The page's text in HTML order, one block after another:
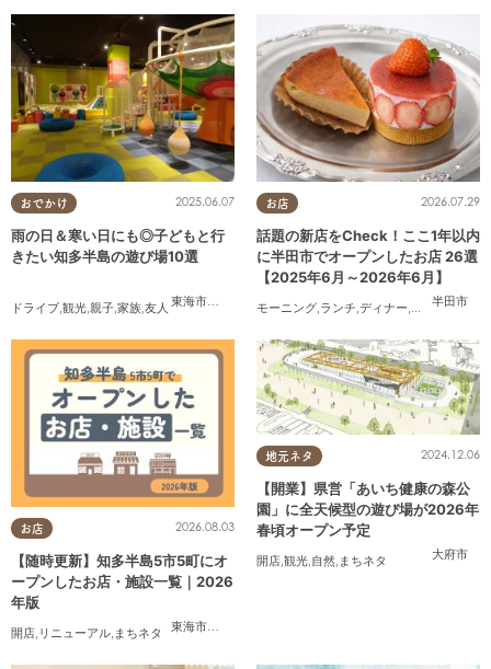
おでかけ
東海市
,大府市 知多市,東浦町, 半田市,常滑市 美浜町
2025.06.07
雨の日＆寒い日にも◎子どもと行
きたい知多半島の遊び場10選
ドライブ,観光,親子,家族,友人
お店
半田市
2026.07.29
話題の新店をCheck！ここ1年以内
に半田市でオープンしたお店 26選
【2025年6月～2026年6月】
モーニング,ランチ,ディナー,アルコール
お店
東海市
,大府市
2026.08.03
【随時更新】知多半島5市5町にオ
ープンしたお店・施設一覧｜2026
年版
開店 リニューアル まちネタ
地元ネタ
大府市
2024.12.06
【開業】県営「あいち健康の森公
園」に全天候型の遊び場が2026年
春頃オープン予定
開店 観光 自然 まちネタ